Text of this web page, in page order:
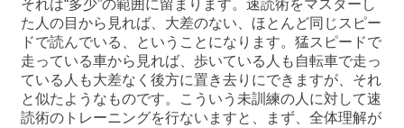
それは“多少”の範囲に留まります。速読術をマスターし
た人の目から見れば、大差のない、ほとんど同じスピー
ドで読んでいる、ということになります。猛スピードで
走っている車から見れば、歩いている人も自転車で走っ
ている人も大差なく後方に置き去りにできますが、それ
と似たようなものです。こういう未訓練の人に対して速
読術のトレーニングを行ないますと、まず、全体理解が